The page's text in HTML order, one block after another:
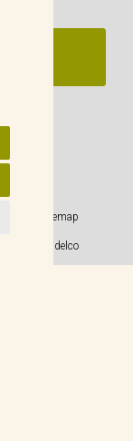
Sitemap
© 2026 Weidelco